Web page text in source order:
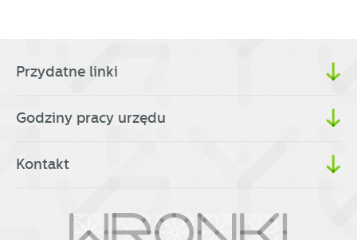
Przydatne linki
Godziny pracy urzędu
Kontakt